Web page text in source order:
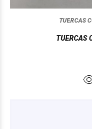
TUERCAS
TUERCAS